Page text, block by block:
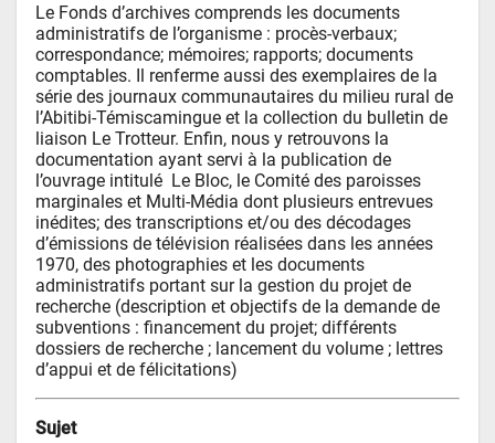
Le Fonds d’archives comprends les documents
administratifs de l’organisme : procès-verbaux;
correspondance; mémoires; rapports; documents
comptables. Il renferme aussi des exemplaires de la
série des journaux communautaires du milieu rural de
l’Abitibi-Témiscamingue et la collection du bulletin de
liaison Le Trotteur. Enfin, nous y retrouvons la
documentation ayant servi à la publication de
l’ouvrage intitulé  Le Bloc, le Comité des paroisses
marginales et Multi-Média dont plusieurs entrevues
inédites; des transcriptions et/ou des décodages
d’émissions de télévision réalisées dans les années
1970, des photographies et les documents
administratifs portant sur la gestion du projet de
recherche (description et objectifs de la demande de
subventions : financement du projet; différents
dossiers de recherche ; lancement du volume ; lettres
d’appui et de félicitations)
Sujet